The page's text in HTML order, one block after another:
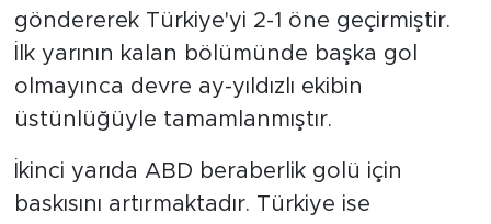
göndererek Türkiye'yi 2-1 öne geçirmiştir.
İlk yarının kalan bölümünde başka gol
olmayınca devre ay-yıldızlı ekibin
üstünlüğüyle tamamlanmıştır.
İkinci yarıda ABD beraberlik golü için
baskısını artırmaktadır. Türkiye ise